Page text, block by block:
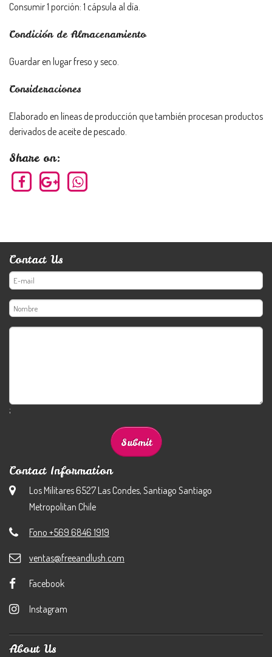
Consumir 1 porción: 1 cápsula al día.
Condición de Almacenamiento
Guardar en lugar freso y seco.
Consideraciones
Elaborado en líneas de producción que también procesan productos
derivados de aceite de pescado.
Share on:
Contact Us
;
Contact Information
Los Militares 6527 Las Condes, Santiago Santiago
Metropolitan Chile
Fono +569 6846 1919
ventas@freeandlush.com
Facebook
Instagram
About Us